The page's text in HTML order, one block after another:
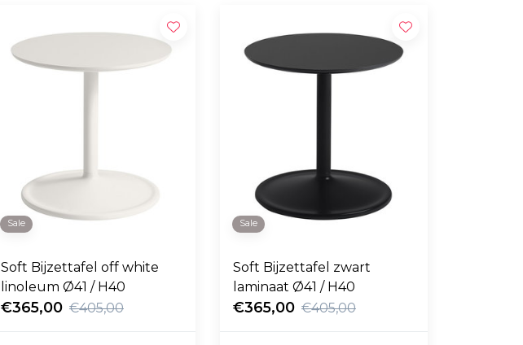
Sale
Soft Bijzettafel off white
linoleum Ø41 / H40
€365,00 €405,00
Sale
Soft Bijzettafel zwart
laminaat Ø41 / H40
€365,00 €405,00